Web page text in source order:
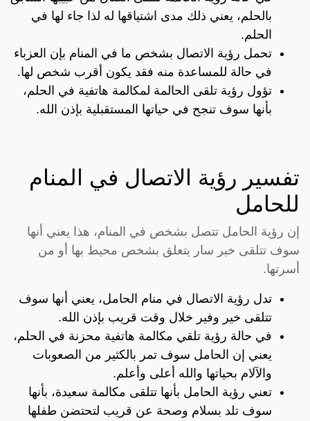
بالحلم، يعني ذلك مدى اشتياقها له لذا جاء لها في
الحلم.
تحمل رؤية الاتصال بشخص ما في المنام بإن العزباء
في حالة للمساعدة منه فقد يكون أقرب شخص لها.
تؤول رؤية تلقى الحالمة لمكالمة هاتفية في الحلم،
بأنها سوف تنجح في حياتها المستقبلية بإذن الله.
تفسير رؤية الاتصال في المنام
للحامل
إن رؤية الحامل تتصل بشخص في المنام، هذا يعني أنها
سوف تتلقى خبر سار يتعلق بشخص محيط بها أو من
أسرتها.
تدل رؤية الاتصال في منام الحامل، يعني أنها سوف
تتلقى خير وفير خلال وقت قريب بإذن الله.
في حالة رؤية تلقي مكالمة هاتفية محزنة في الحلم،
يعني إن الحامل سوف تمر بالكثير من الصعوبات
والآلام بحياتها والله أعلى وأعلم.
تعني رؤية الحامل بأنها تتلقى مكالمة سعيدة، بأنها
سوف تلد بسلام وصحة عن قريب لتحتضن طفلها